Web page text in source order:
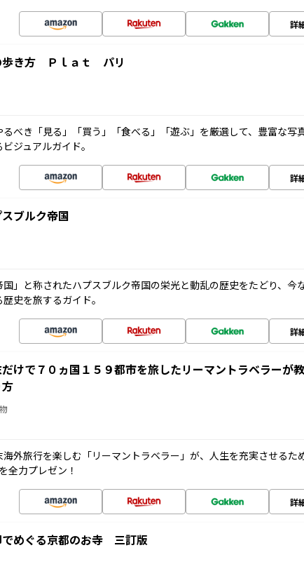
詳
き方 Ｐｌａｔ パリ
べき「見る」「買う」「食べる」「遊ぶ」を厳選して、豊富な写
ジュアルガイド。
詳
ブルク帝国
国」と称されたハプスブルク帝国の栄光と動乱の歴史をたどり、今
史を旅するガイド。
詳
けで７０ヵ国１５９都市を旅したリーマントラベラーが
外旅行を楽しむ「リーマントラベラー」が、人生を充実させるた
全力プレゼン！
詳
めぐる京都のお寺 三訂版